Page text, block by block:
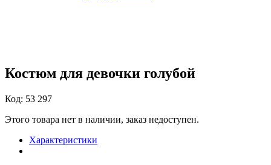
Костюм для девочки голубой
Код: 53 297
Этого товара нет в наличии, заказ недоступен.
Характеристики